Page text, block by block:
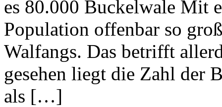
es 80.000 Buckelwale Mit
Population offenbar so
Walfangs. Das betrifft
gesehen liegt die Zahl der
als […]